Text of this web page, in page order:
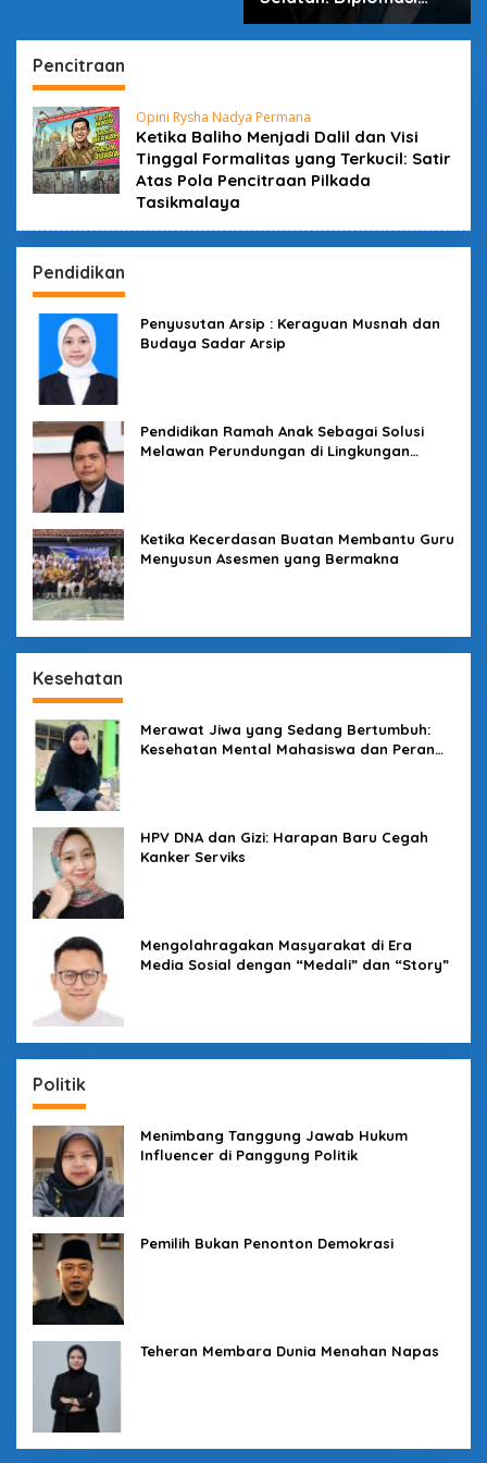
Pencitraan
Opini Rysha Nadya Permana
Ketika Baliho Menjadi Dalil dan Visi
Tinggal Formalitas yang Terkucil: Satir
Atas Pola Pencitraan Pilkada
Tasikmalaya
Pendidikan
Penyusutan Arsip : Keraguan Musnah dan
Budaya Sadar Arsip
Pendidikan Ramah Anak Sebagai Solusi
Melawan Perundungan di Lingkungan
Ketika Kecerdasan Buatan Membantu Guru
Menyusun Asesmen yang Bermakna
Kesehatan
Merawat Jiwa yang Sedang Bertumbuh:
Kesehatan Mental Mahasiswa dan Peran
HPV DNA dan Gizi: Harapan Baru Cegah
Kanker Serviks
Mengolahragakan Masyarakat di Era
Media Sosial dengan “Medali” dan “Story”
Politik
Menimbang Tanggung Jawab Hukum
Influencer di Panggung Politik
Pemilih Bukan Penonton Demokrasi
Teheran Membara Dunia Menahan Napas